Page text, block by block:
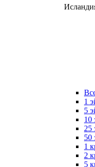
1
5
10
25
50
1
2
5